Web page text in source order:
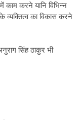
में काम करने यानि विभिन्न
व्यक्तित्व का विकास करने
सिंह ठाकुर भी